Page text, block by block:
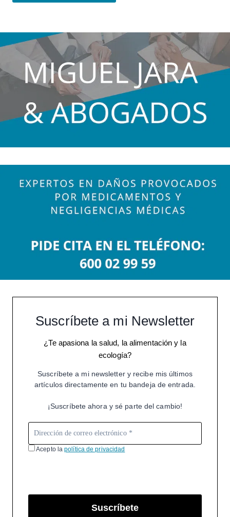
Suscríbete a mi Newsletter
¿Te apasiona la salud, la alimentación y la
ecología?
Suscríbete a mi newsletter y recibe mis últimos
artículos directamente en tu bandeja de entrada.
¡Suscríbete ahora y sé parte del cambio!
Acepto lapolítica de privacidad
Suscríbete